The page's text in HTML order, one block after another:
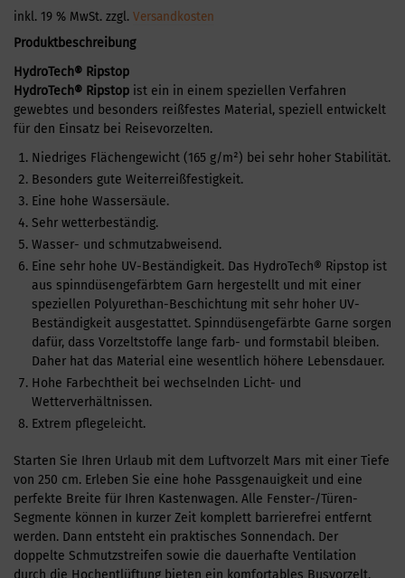
inkl. 19 % MwSt. zzgl. Versandkosten
Produktbeschreibung
HydroTech® Ripstop
HydroTech® Ripstop ist ein in einem speziellen Verfahren
gewebtes und besonders reißfestes Material, speziell entwickelt
für den Einsatz bei Reisevorzelten.
Niedriges Flächengewicht (165 g/m²) bei sehr hoher Stabilität.
Besonders gute Weiterreißfestigkeit.
Eine hohe Wassersäule.
Sehr wetterbeständig.
Wasser- und schmutzabweisend.
Eine sehr hohe UV-Beständigkeit. Das HydroTech® Ripstop ist
aus spinndüsengefärbtem Garn hergestellt und mit einer
speziellen Polyurethan-Beschichtung mit sehr hoher UV-
Beständigkeit ausgestattet. Spinndüsengefärbte Garne sorgen
dafür, dass Vorzeltstoffe lange farb- und formstabil bleiben.
Daher hat das Material eine wesentlich höhere Lebensdauer.
Hohe Farbechtheit bei wechselnden Licht- und
Wetterverhältnissen.
Extrem pflegeleicht.
Starten Sie Ihren Urlaub mit dem Luftvorzelt Mars mit einer Tiefe
von 250 cm. Erleben Sie eine hohe Passgenauigkeit und eine
perfekte Breite für Ihren Kastenwagen. Alle Fenster-/Türen-
Segmente können in kurzer Zeit komplett barrierefrei entfernt
werden. Dann entsteht ein praktisches Sonnendach. Der
doppelte Schmutzstreifen sowie die dauerhafte Ventilation
durch die Hochentlüftung bieten ein komfortables Busvorzelt.